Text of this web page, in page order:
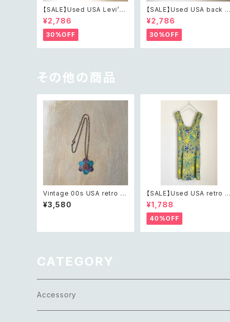
【SALE】Used USA Levi’s
sunrise design orange t
shirt レトロ アメリカ ユーズ
ド 古着 リーバイス サンライズ
デザイン オレンジ Tシャツ X
XL
¥2,786
30%OFF
【SALE】Used USA back t
o the 80s car design t sh
irt レトロ アメリカ ユーズド
古着 カーデザイン ライトグレ
ー Tシャツ XXL
¥2,786
30%OFF
その他の商品
Vintage 00s USA retro bl
ue painted botanical flo
wer design necklace レト
ニカル フラワー デザイン ネッ
¥3,580
【SALE】Used USA retro b
otanical flower salopett
e short pants レトロ アメリ
カ ユーズド 古着 ライトグリー
ン ボタニカル フラワー サロペ
ット ショートパンツ
¥1,788
40%OFF
CATEGORY
Accessory